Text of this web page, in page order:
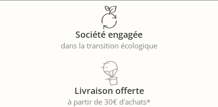
Société engagée
dans la transition écologique
Livraison offerte
à partir de 30€ d'achats*